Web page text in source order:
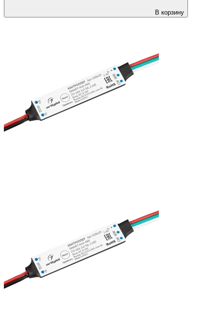
В корзину